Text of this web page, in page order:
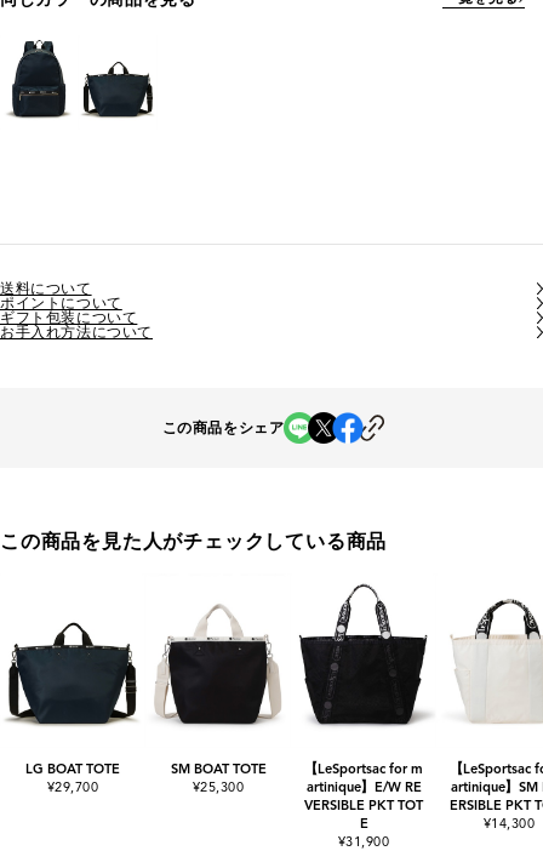
送料について
ポイントについて
ギフト包装について
お手入れ方法について
この商品をシェア
この商品を見た人がチェックしている商品
LG BOAT TOTE
¥29,700
SM BOAT TOTE
¥25,300
【LeSportsac for m
artinique】E/W RE
VERSIBLE PKT TOT
E
¥31,900
【LeSportsac
artinique】SM
ERSIBLE PKT
¥14,300